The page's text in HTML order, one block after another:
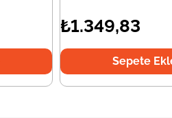
₺1.349,83
Sepete